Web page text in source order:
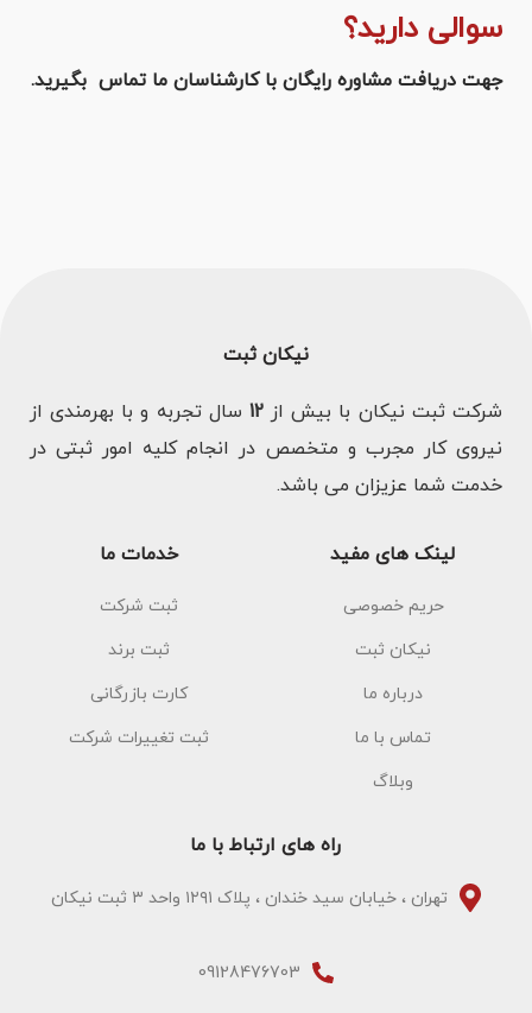
سوالی دارید؟
جهت دریافت مشاوره رایگان با کارشناسان ما تماس بگیرید.
نیکان ثبت
شرکت ثبت نیکان با بیش از 12 سال تجربه و با بهرمندی از
نیروی کار مجرب و متخصص در انجام کلیه امور ثبتی در
خدمت شما عزیزان می باشد.
لینک های مفید
حریم خصوصی
نیکان ثبت
درباره ما
تماس با ما
وبلاگ
خدمات ما
ثبت شرکت
ثبت برند
کارت بازرگانی
ثبت تغییرات شرکت
راه های ارتباط با ما
تهران ، خیابان سید خندان ، پلاک ۱۲۹۱ واحد ۳ ثبت نیکان
09128476703